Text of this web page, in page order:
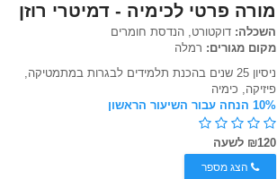
מורה פרטי לכימיה - דמיטרי רוזן
השכלה: דוקטורט, הנדסת חומרים
מקום מגורים: רמלה
ניסיון 25 שנים בהכנת תלמידים לבגרות במתמטיקה,
פיזיקה, כימיה
10% הנחה עבור השיעור הראשון
₪120 לשעה
הצג מספר